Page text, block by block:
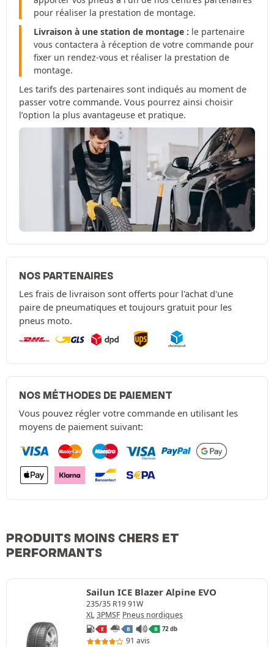
pour réaliser la prestation de montage.
Livraison à une station de montage : le partenaire
vous contactera à réception de votre commande pour
fixer un rendez-vous et réaliser la prestation de
montage.
Les tarifs des partenaires sont indiqués au moment de
passer votre commande. Vous pourrez ainsi choisir
l’option la plus avantageuse et pratique.
NOS PARTENAIRES
Les frais de livraison sont offerts pour l'achat d'une
paire de pneumatiques et toujours gratuit pour les
pneus moto.
NOS MÉTHODES DE PAIEMENT
Vous pouvez régler votre commande en utilisant les
moyens de paiement suivant:
PRODUITS MOINS CHERS ET
PERFORMANTS
Sailun ICE Blazer Alpine EVO
235/35 R19 91W
XL 3PMSF Pneus nordiques
E B B 72 db
91 avis